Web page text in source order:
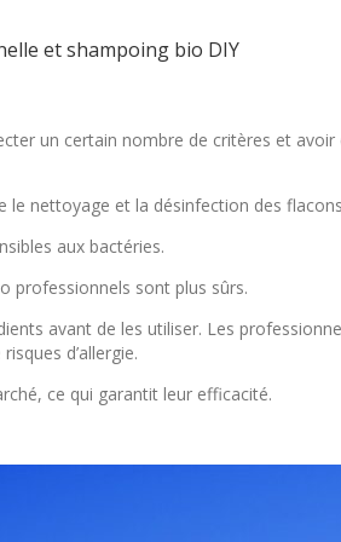
et shampoing bio DIY
un certain nombre de critères et
le nettoyage et la désinfection des
aux bactéries.
professionnels sont plus sûrs.
avant de les utiliser. Les
d’allergie.
ce qui garantit leur efficacité.